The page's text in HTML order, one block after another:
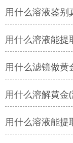
用什么溶液鉴别
用什么溶液能提
用什么滤镜做黄
用什么溶解黄金
用什么溶液能提